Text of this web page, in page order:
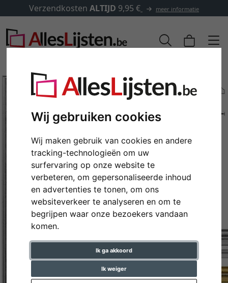
Wij gebruiken cookies
Wij maken gebruik van cookies en andere
tracking-technologieën om uw
surfervaring op onze website te
verbeteren, om gepersonaliseerde inhoud
en advertenties te tonen, om ons
websiteverkeer te analyseren en om te
begrijpen waar onze bezoekers vandaan
komen.
Ik ga akkoord
Ik weiger
Verzendkosten ALTIJD 9,95 € meer informatie
Terug